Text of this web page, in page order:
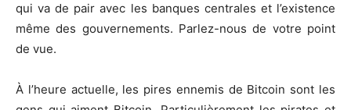
qui va de pair avec les banques centrales et l’existence
même des gouvernements. Parlez-nous de votre point
de vue.
À l’heure actuelle, les pires ennemis de Bitcoin sont les